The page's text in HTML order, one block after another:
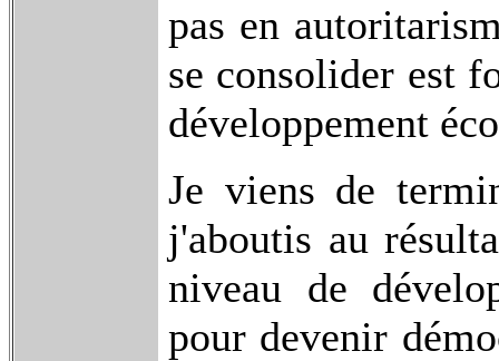
pas en
se consolider est
développement
Je viens de
j'aboutis au
niveau de
pour devenir